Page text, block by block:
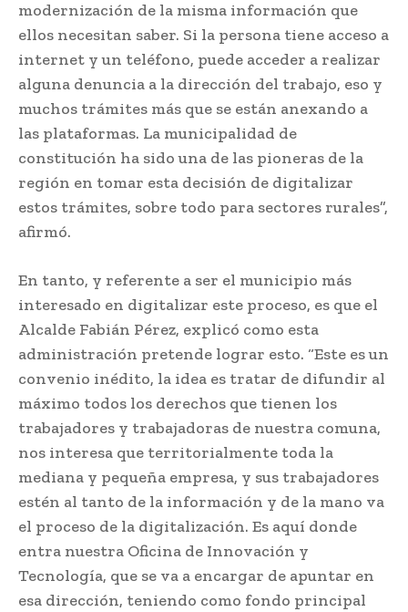
modernización de la misma información que
ellos necesitan saber. Si la persona tiene acceso a
internet y un teléfono, puede acceder a realizar
alguna denuncia a la dirección del trabajo, eso y
muchos trámites más que se están anexando a
las plataformas. La municipalidad de
constitución ha sido una de las pioneras de la
región en tomar esta decisión de digitalizar
estos trámites, sobre todo para sectores rurales”,
afirmó.
En tanto, y referente a ser el municipio más
interesado en digitalizar este proceso, es que el
Alcalde Fabián Pérez, explicó como esta
administración pretende lograr esto. “Este es un
convenio inédito, la idea es tratar de difundir al
máximo todos los derechos que tienen los
trabajadores y trabajadoras de nuestra comuna,
nos interesa que territorialmente toda la
mediana y pequeña empresa, y sus trabajadores
estén al tanto de la información y de la mano va
el proceso de la digitalización. Es aquí donde
entra nuestra Oficina de Innovación y
Tecnología, que se va a encargar de apuntar en
esa dirección, teniendo como fondo principal